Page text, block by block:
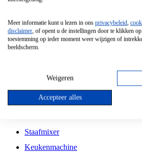
Vrijstaande Magnetron
Vrijstaande Kookplaat
Inbouw Gaskookplaat
Inbouw Keramische Kookplaat
Kookplaat Accessoires
Staafmixer
Keukenmachine
Meer informatie kunt u lezen in ons privacybeleid,
disclaimer, of opent u de instellingen door te klikken
toestemming op ieder moment weer wijzigen of
beeldscherm.
Weigeren
Accepteer alles